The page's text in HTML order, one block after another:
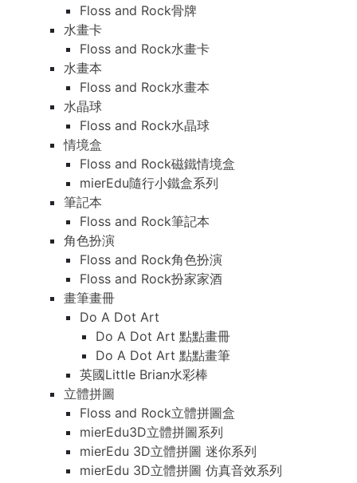
Floss and Rock骨牌
水畫卡
Floss and Rock水畫卡
水畫本
Floss and Rock水畫本
水晶球
Floss and Rock水晶球
情境盒
Floss and Rock磁鐵情境盒
mierEdu隨行小鐵盒系列
筆記本
Floss and Rock筆記本
角色扮演
Floss and Rock角色扮演
Floss and Rock扮家家酒
畫筆畫冊
Do A Dot Art
Do A Dot Art 點點畫冊
Do A Dot Art 點點畫筆
英國Little Brian水彩棒
立體拼圖
Floss and Rock立體拼圖盒
mierEdu3D立體拼圖系列
mierEdu 3D立體拼圖 迷你系列
mierEdu 3D立體拼圖 仿真音效系列